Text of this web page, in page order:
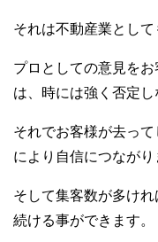
それは不動産業として
プロとしての意見を
は、時には強く否定し
それでお客様が去っ
により自信につながり
そして集客数が多け
続ける事ができます。